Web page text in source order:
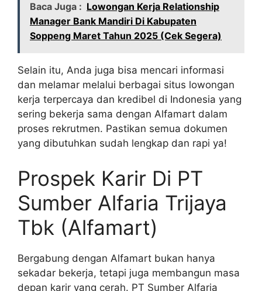
Baca Juga : Lowongan Kerja Relationship
Manager Bank Mandiri Di Kabupaten
Soppeng Maret Tahun 2025 (Cek Segera)
Selain itu, Anda juga bisa mencari informasi
dan melamar melalui berbagai situs lowongan
kerja terpercaya dan kredibel di Indonesia yang
sering bekerja sama dengan Alfamart dalam
proses rekrutmen. Pastikan semua dokumen
yang dibutuhkan sudah lengkap dan rapi ya!
Prospek Karir Di PT
Sumber Alfaria Trijaya
Tbk (Alfamart)
Bergabung dengan Alfamart bukan hanya
sekadar bekerja, tetapi juga membangun masa
depan karir yang cerah. PT Sumber Alfaria